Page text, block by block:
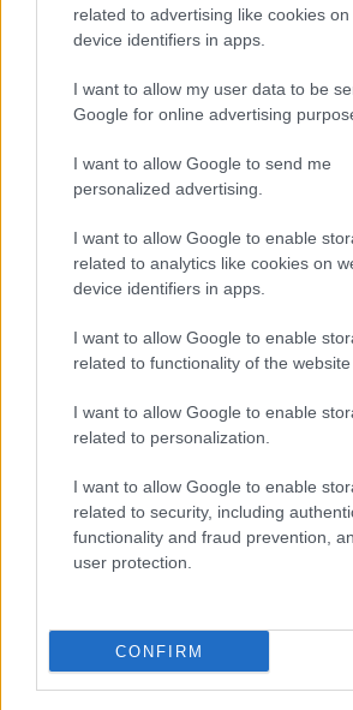
related to advertising like cookies
device identifiers in apps.
I want to allow my user data to be
Google for online advertising
I want to allow Google to send me
personalized advertising.
I want to allow Google to enable
related to analytics like cookies on
device identifiers in apps.
I want to allow Google to enable
related to functionality of the website
I want to allow Google to enable
related to personalization.
I want to allow Google to enable
related to security, including
functionality and fraud prevention,
user protection.
CONFIRM
εκατ. ευρώ και αύξηση
κερδών 57% - Τα νέα
στοιχήματα σε low & non
είσοδο
Η Chery επενδύει 75 εκατ. δολάρια στην
Το FIAT 500 Hybrid τώρα
από 18.990 ευρώ